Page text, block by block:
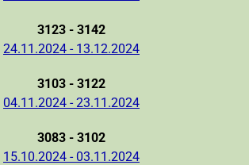
3123 - 3142
24.11.2024 - 13.12.2024
3103 - 3122
04.11.2024 - 23.11.2024
3083 - 3102
15.10.2024 - 03.11.2024